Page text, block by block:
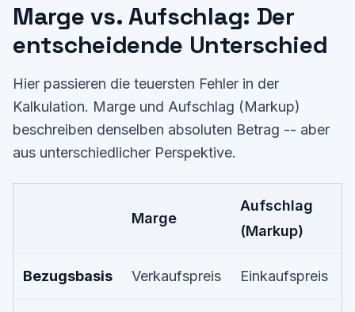
Marge vs. Aufschlag: Der
entscheidende Unterschied
Hier passieren die teuersten Fehler in der
Kalkulation. Marge und Aufschlag (Markup)
beschreiben denselben absoluten Betrag -- aber
aus unterschiedlicher Perspektive.
Marge
Aufschlag
(Markup)
Bezugsbasis Verkaufspreis Einkaufspreis